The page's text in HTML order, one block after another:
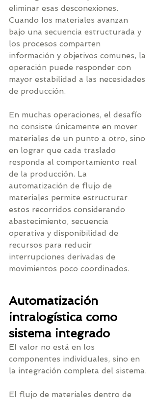
eliminar esas desconexiones.
Cuando los materiales avanzan
bajo una secuencia estructurada y
los procesos comparten
información y objetivos comunes, la
operación puede responder con
mayor estabilidad a las necesidades
de producción.
En muchas operaciones, el desafío
no consiste únicamente en mover
materiales de un punto a otro, sino
en lograr que cada traslado
responda al comportamiento real
de la producción. La
automatización de flujo de
materiales permite estructurar
estos recorridos considerando
abastecimiento, secuencia
operativa y disponibilidad de
recursos para reducir
interrupciones derivadas de
movimientos poco coordinados.
Automatización
intralogística como
sistema integrado
El valor no está en los
componentes individuales, sino en
la integración completa del sistema.
El flujo de materiales dentro de